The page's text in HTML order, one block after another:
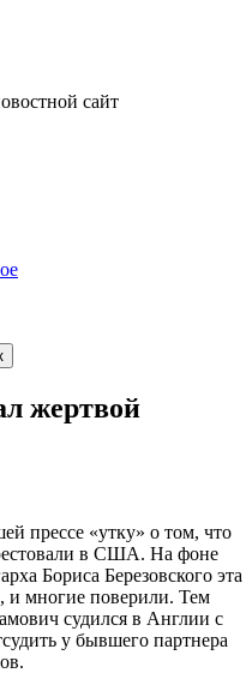
сайт
жертвой
прессе «утку» о том, что
в США. На фоне
Бориса Березовского эта
и многие поверили. Тем
судился в Англии с
у бывшего партнера